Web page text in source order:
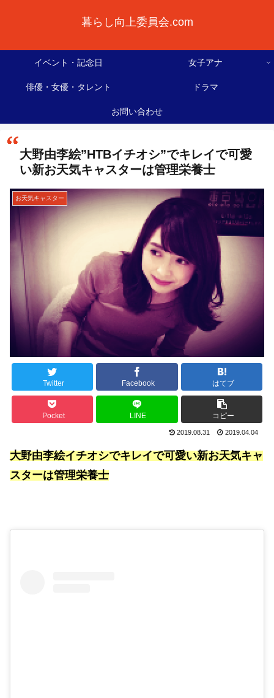
暮らし向上委員会.com
イベント・記念日 女子アナ
俳優・女優・タレント ドラマ
お問い合わせ
大野由李絵”HTBイチオシ”でキレイで可愛
い新お天気キャスターは管理栄養士
お天気キャスター
Twitter Facebook はてブ
Pocket LINE コピー
2019.08.31 2019.04.04
大野由李絵イチオシでキレイで可愛い新お天気キャ
スターは管理栄養士